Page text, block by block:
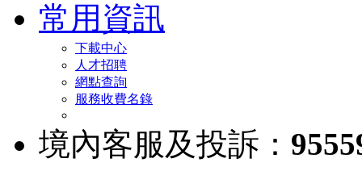
常用資訊
下載中心
人才招聘
網點查詢
服務收費名錄
境內客服及投訴：